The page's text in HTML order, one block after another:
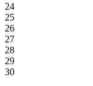
24
25
26
27
28
29
30